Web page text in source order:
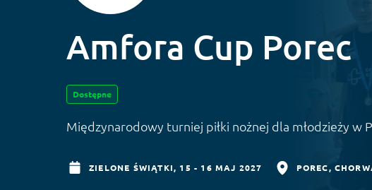
Amfora Cup Porec
Dostępne
Międzynarodowy turniej piłki nożnej dla młodzieży w
ZIELONE ŚWIĄTKI, 15 - 16 MAJ 2027 POREC